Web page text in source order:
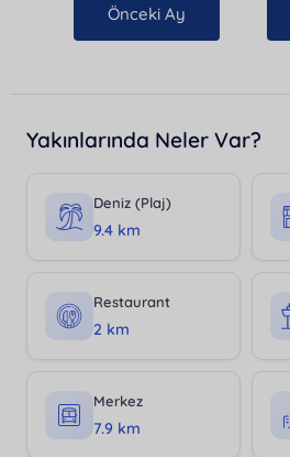
Önceki Ay
Yakınlarında Neler Var?
Deniz (Plaj)
9.4 km
Restaurant
2 km
Merkez
7.9 km